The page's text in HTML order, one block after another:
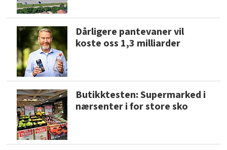
Dårligere pantevaner vil
koste oss 1,3 milliarder
Butikktesten: Supermarked i
nærsenter i for store sko